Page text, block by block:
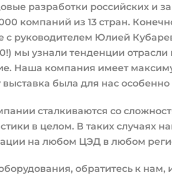
разработки российских и
компаний из 13 стран.
руководителем Юлией
мы узнали тенденции
Наша компания имеет
была для нас
сталкиваются со
в целом. В таких случаях
на любом ЦЭД в любом
обратитесь к